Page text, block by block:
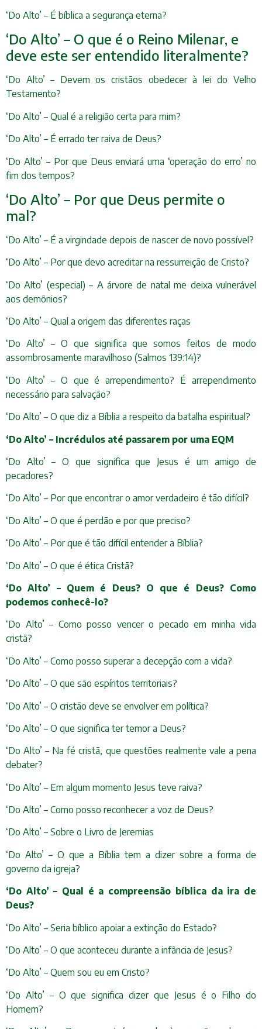
‘Do Alto’ – É bíblica a segurança eterna?
‘Do Alto’ – O que é o Reino Milenar, e
deve este ser entendido literalmente?
‘Do Alto’ – Devem os cristãos obedecer à lei do Velho
Testamento?
‘Do Alto’ – Qual é a religião certa para mim?
‘Do Alto’ – É errado ter raiva de Deus?
‘Do Alto’ – Por que Deus enviará uma ‘operação do erro’ no
fim dos tempos?
‘Do Alto’ – Por que Deus permite o
mal?
‘Do Alto’ – É a virgindade depois de nascer de novo possível?
‘Do Alto’ – Por que devo acreditar na ressurreição de Cristo?
‘Do Alto’ (especial) – A árvore de natal me deixa vulnerável
aos demônios?
‘Do Alto’ – Qual a origem das diferentes raças
‘Do Alto’ – O que significa que somos feitos de modo
assombrosamente maravilhoso (Salmos 139:14)?
‘Do Alto’ – O que é arrependimento? É arrependimento
necessário para salvação?
‘Do Alto’ – O que diz a Bíblia a respeito da batalha espiritual?
‘Do Alto’ – Incrédulos até passarem por uma EQM
‘Do Alto’ – O que significa que Jesus é um amigo de
pecadores?
‘Do Alto’ – Por que encontrar o amor verdadeiro é tão difícil?
‘Do Alto’ – O que é perdão e por que preciso?
‘Do Alto’ – Por que é tão difícil entender a Bíblia?
‘Do Alto’ – O que é ética Cristã?
‘Do Alto’ – Quem é Deus? O que é Deus? Como
podemos conhecê-lo?
‘Do Alto’ – Como posso vencer o pecado em minha vida
cristã?
‘Do Alto’ – Como posso superar a decepção com a vida?
‘Do Alto’ – O que são espíritos territoriais?
‘Do Alto’ – O cristão deve se envolver em política?
‘Do Alto’ – O que significa ter temor a Deus?
‘Do Alto’ – Na fé cristã, que questões realmente vale a pena
debater?
‘Do Alto’ – Em algum momento Jesus teve raiva?
‘Do Alto’ – Como posso reconhecer a voz de Deus?
‘Do Alto’ – Sobre o Livro de Jeremias
‘Do Alto’ – O que a Bíblia tem a dizer sobre a forma de
governo da igreja?
‘Do Alto’ – Qual é a compreensão bíblica da ira de
Deus?
‘Do Alto’ – Seria bíblico apoiar a extinção do Estado?
‘Do Alto’ – O que aconteceu durante a infância de Jesus?
‘Do Alto’ – Quem sou eu em Cristo?
‘Do Alto’ – O que significa dizer que Jesus é o Filho do
Homem?